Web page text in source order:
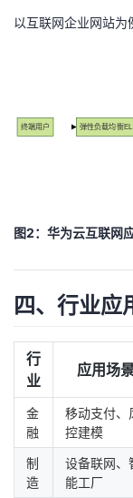
以互联网企业网站为
终端用户 弹性负载均衡
图2：华为云互联网
四、行业应
行
业
应用场
金
融
移动支付、
控建模
制
造
设备联网、
能工厂